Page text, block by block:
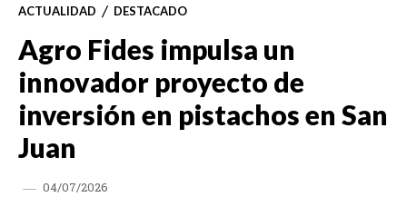
ACTUALIDAD DESTACADO
Agro Fides impulsa un
innovador proyecto de
inversión en pistachos en San
Juan
04/07/2026